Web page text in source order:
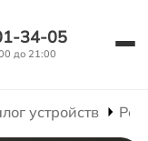
34-05
до 21:00
устройств